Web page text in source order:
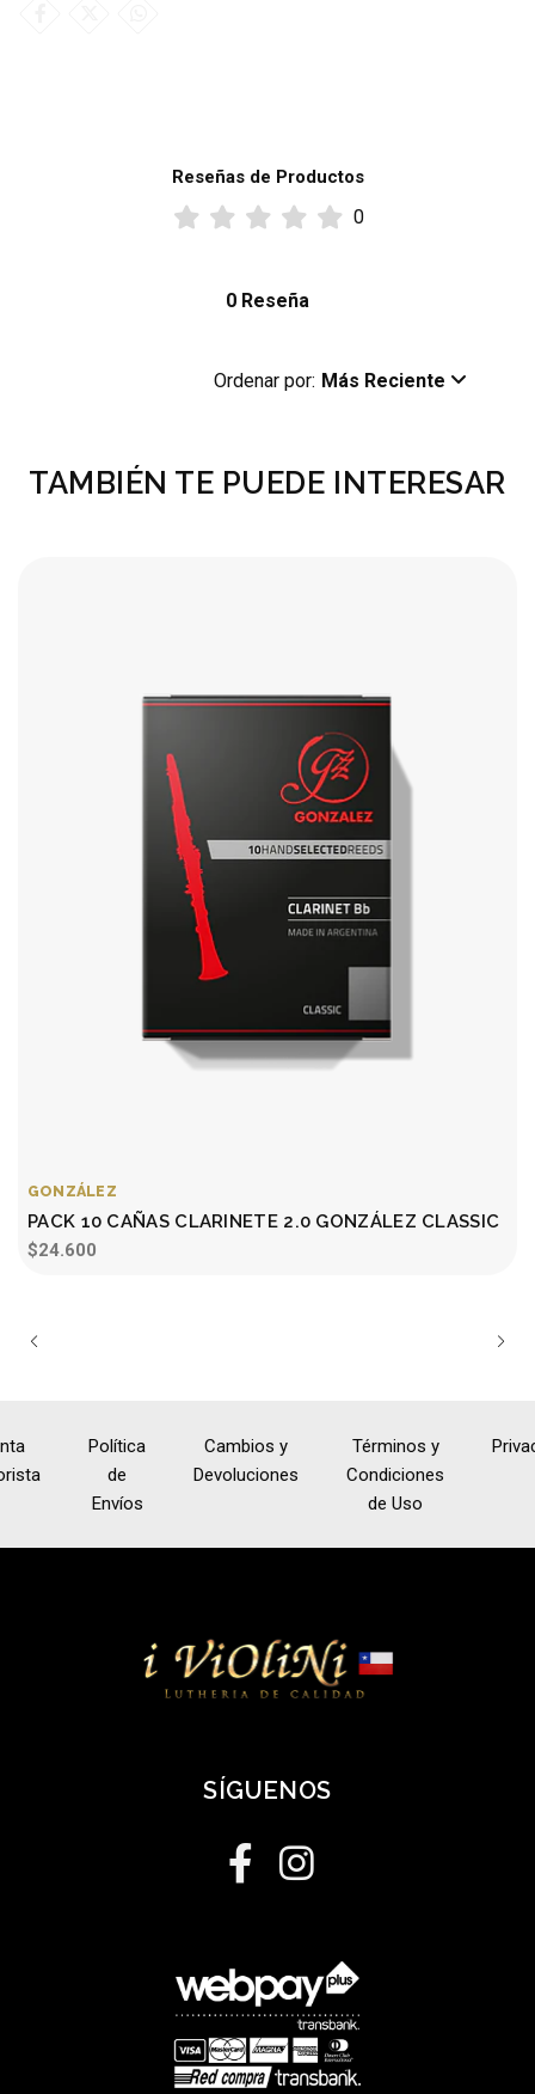
Reseñas de Productos
0
0 Reseña
Ordenar por: Más Reciente
TAMBIÉN TE PUEDE INTERESAR
GONZÁLEZ
PACK 10 CAÑAS CLARINETE 2.0 GONZÁLEZ CLASSIC
$24.600
Política
de
Envíos
Cambios y
Devoluciones
Términos y
Condiciones
de Uso
SÍGUENOS